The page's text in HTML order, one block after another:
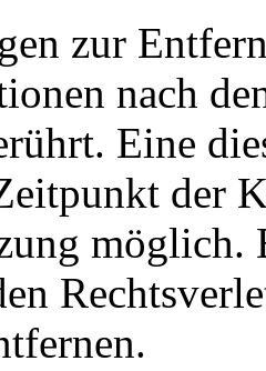
zur
nach
Eine
der
möglich.